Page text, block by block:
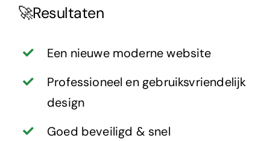
🚀Resultaten
Een nieuwe moderne website
Professioneel en gebruiksvriendelijk
design
Goed beveiligd & snel